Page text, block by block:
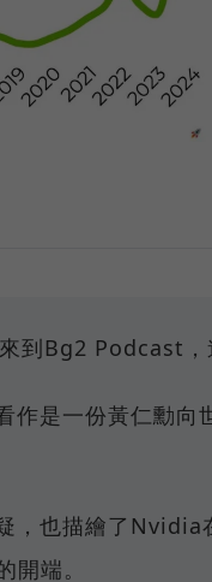
到Bg2 Podcast，
作是一份黃仁勳向
，也描繪了Nvidia
端。